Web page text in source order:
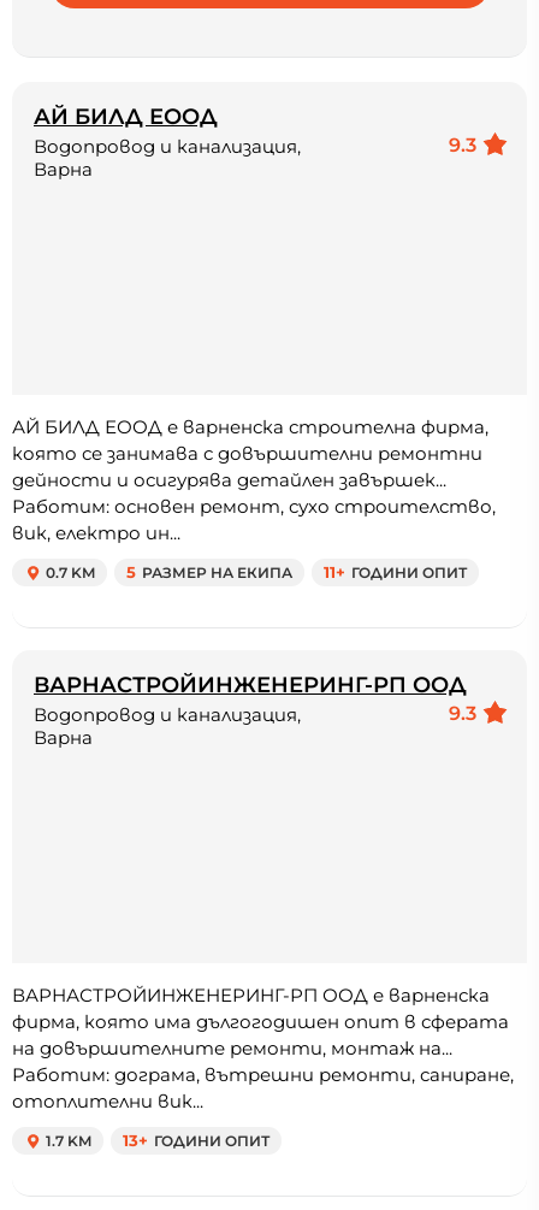
АЙ БИЛД ЕООД
9.3
Водопровод и канализация,
Варна
АЙ БИЛД ЕООД е варненска строителна фирма,
която се занимава с довършителни ремонтни
дейности и осигурява детайлен завършек...
Работим: основен ремонт, сухо строителство,
вик, електро ин...
0.7 KM 5 РАЗМЕР НА ЕКИПА 11+ ГОДИНИ ОПИТ
ВАРНАСТРОЙИНЖЕНЕРИНГ-РП ООД
9.3
Водопровод и канализация,
Варна
ВАРНАСТРОЙИНЖЕНЕРИНГ-РП ООД е варненска
фирма, която има дългогодишен опит в сферата
на довършителните ремонти, монтаж на...
Работим: дограма, вътрешни ремонти, саниране,
отоплителни вик...
1.7 KM 13+ ГОДИНИ ОПИТ